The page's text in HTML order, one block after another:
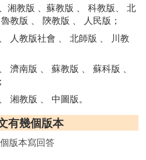
湘教版 、蘇教版 、 科教版、 北
教版 、 陝教版 、 人民版；
人教版社會 、 北師版 、 川教
濟南版 、 蘇教版 、 蘇科版 、
湘教版 、 中圖版。
有幾個版本
版本寫回答